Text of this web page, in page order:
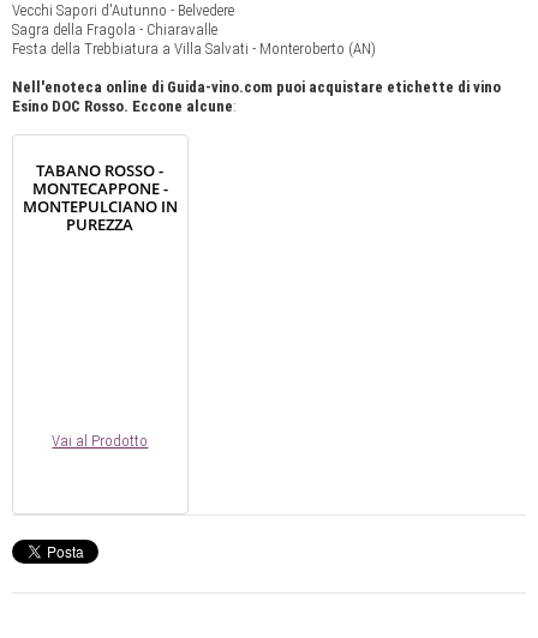
Vecchi Sapori d'Autunno - Belvedere
Sagra della Fragola - Chiaravalle
Festa della Trebbiatura a Villa Salvati - Monteroberto (AN)
Nell'enoteca online di Guida-vino.com puoi acquistare etichette di vino
Esino DOC Rosso. Eccone alcune:
TABANO ROSSO -
MONTECAPPONE -
MONTEPULCIANO IN
PUREZZA
Vai al Prodotto